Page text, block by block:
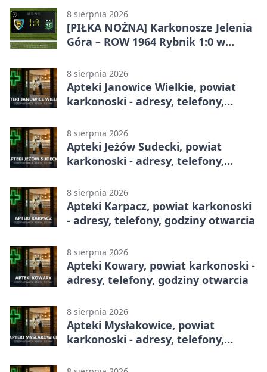
8 sierpnia 2026
[PIŁKA NOŻNA] Karkonosze Jelenia
Góra – ROW 1964 Rybnik 1:0 w
8 sierpnia 2026
Apteki Janowice Wielkie, powiat
karkonoski - adresy, telefony,
8 sierpnia 2026
Apteki Jeżów Sudecki, powiat
karkonoski - adresy, telefony,
8 sierpnia 2026
Apteki Karpacz, powiat karkonoski
- adresy, telefony, godziny otwarcia
8 sierpnia 2026
Apteki Kowary, powiat karkonoski -
adresy, telefony, godziny otwarcia
8 sierpnia 2026
Apteki Mysłakowice, powiat
karkonoski - adresy, telefony,